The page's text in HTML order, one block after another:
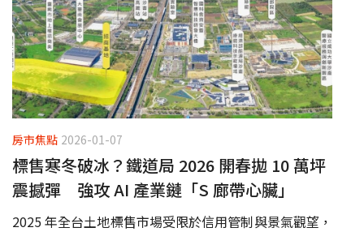
房市焦點 2026-01-07
標售寒冬破冰？鐵道局 2026 開春拋 10 萬坪
震撼彈 強攻 AI 產業鏈「S 廊帶心臟」
2025 年全台土地標售市場受限於信用管制與景氣觀望，